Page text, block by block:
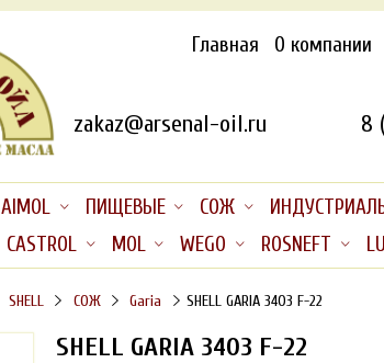
Главная О компании
zakaz@arsenal-oil.ru 8
AIMOL ПИЩЕВЫЕ СОЖ
CASTROL MOL WEGO ROSNEFT
SHELL СОЖ Garia SHELL GARIA 3403 F-22
SHELL GARIA 3403 F-22